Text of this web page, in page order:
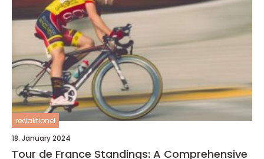
redaktionel
18. January 2024
Tour de France Standings: A Comprehensive